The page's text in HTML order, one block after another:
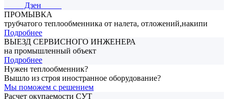
Дзен
ПРОМЫВКА
трубчатого теплообменника от налета, отложений,накипи
Подробнее
ВЫЕЗД СЕРВИСНОГО ИНЖЕНЕРА
на промышленный объект
Подробнее
Нужен теплообменник?
Вышло из строя иностранное оборудование?
Мы поможем с решением
Расчет окупаемости СУТ